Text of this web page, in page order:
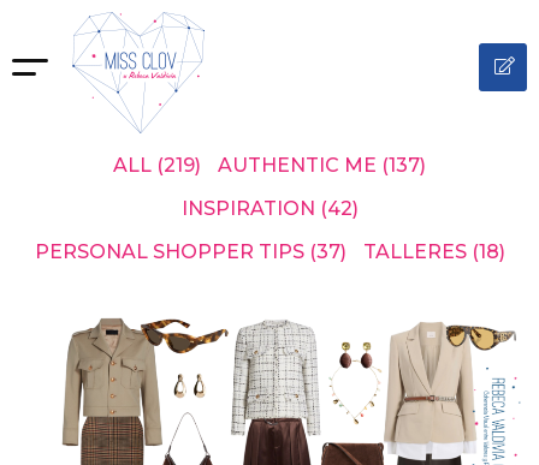
ALL (219) AUTHENTIC ME (137)
INSPIRATION (42)
PERSONAL SHOPPER TIPS (37) TALLERES (18)